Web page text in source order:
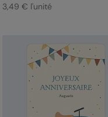
3,49 € l'unité